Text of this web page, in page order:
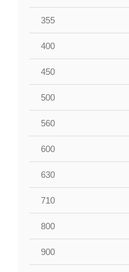
355
400
450
500
560
600
630
710
800
900